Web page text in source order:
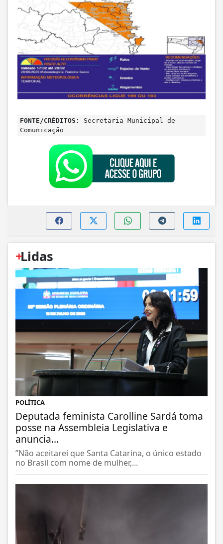
FONTE/CRÉDITOS:
Secretaria Municipal de
Comunicação
+
Lidas
POLÍTICA
Deputada feminista Carolline Sardá toma
posse na Assembleia Legislativa e
anuncia...
”Não aceitarei que Santa Catarina, o único estado
no Brasil com nome de mulher,...